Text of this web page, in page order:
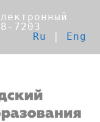
7203
Ru | Eng